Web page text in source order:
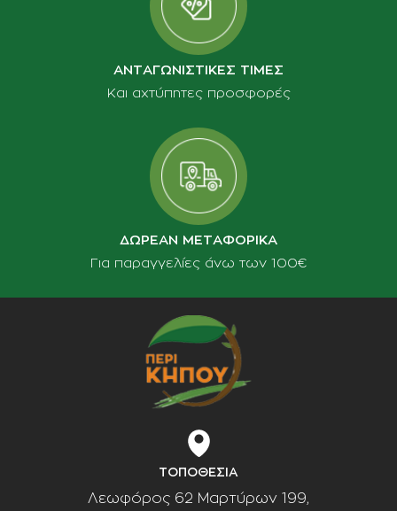
ΑΝΤΑΓΩΝΙΣΤΙΚΕΣ ΤΙΜΕΣ
Και αχτύπητες προσφορές
ΔΩΡΕΑΝ ΜΕΤΑΦΟΡΙΚΑ
Για παραγγελίες άνω των 100€
ΤΟΠΟΘΕΣΙΑ
Λεωφόρος 62 Μαρτύρων 199,